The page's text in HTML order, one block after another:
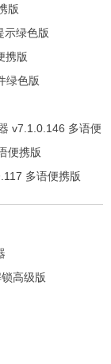
版
示绿色版
携版
绿色版
v7.1.0.146 多语便
便携版
多语便携版
高级版